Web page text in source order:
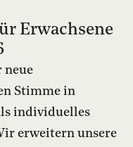
Erwachsene
neue
Stimme in
individuelles
erweitern unsere